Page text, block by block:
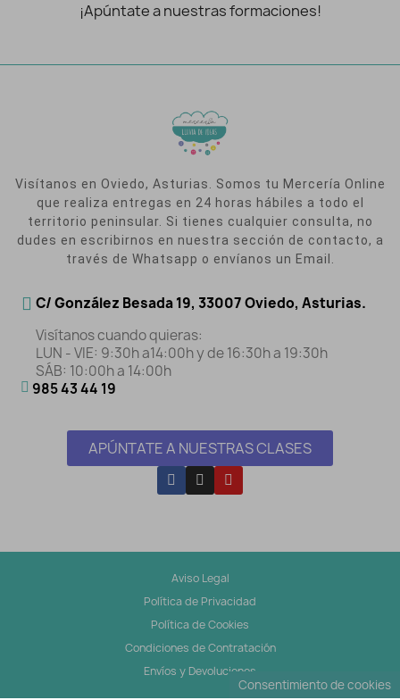
¡Apúntate a nuestras formaciones!
Visítanos en Oviedo, Asturias. Somos tu Mercería Online
que realiza entregas en 24 horas hábiles a todo el
territorio peninsular. Si tienes cualquier consulta, no
dudes en escribirnos en nuestra sección de contacto, a
través de Whatsapp o envíanos un Email.
C/ González Besada 19, 33007 Oviedo, Asturias.
Visítanos cuando quieras:
LUN - VIE: 9:30h a14:00h y de 16:30h a 19:30h
SÁB: 10:00h a 14:00h
985 43 44 19
APÚNTATE A NUESTRAS CLASES
Aviso Legal
Política de Privacidad
Política de Cookies
Condiciones de Contratación
Envíos y Devoluciones
Consentimiento de cookies